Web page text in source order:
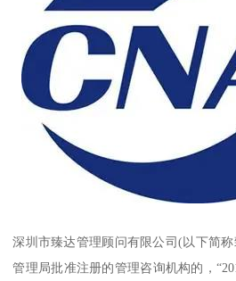
深圳市臻达管理顾问有限公司(以下简
管理局批准注册的管理咨询机构的，